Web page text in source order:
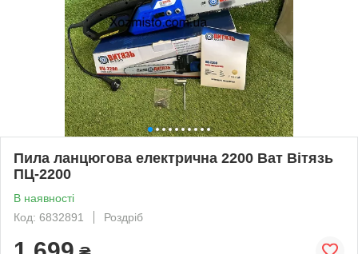
Пила ланцюгова електрична 2200 Ват Вітязь
ПЦ-2200
В наявності
Код: 6832891
Роздріб